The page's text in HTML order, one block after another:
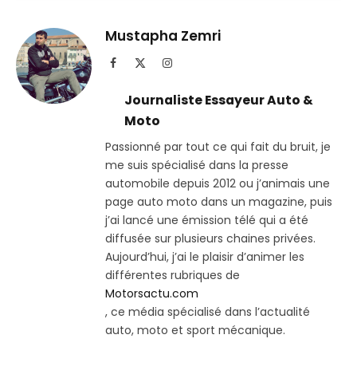
Telegram
Mustapha Zemri
Facebook Instagram
Journaliste Essayeur Auto &
Moto
Passionné par tout ce qui fait du bruit, je
me suis spécialisé dans la presse
automobile depuis 2012 ou j’animais une
page auto moto dans un magazine, puis
j’ai lancé une émission télé qui a été
diffusée sur plusieurs chaines privées.
Aujourd’hui, j’ai le plaisir d’animer les
différentes rubriques de
Motorsactu.com
, ce média spécialisé dans l’actualité
auto, moto et sport mécanique.